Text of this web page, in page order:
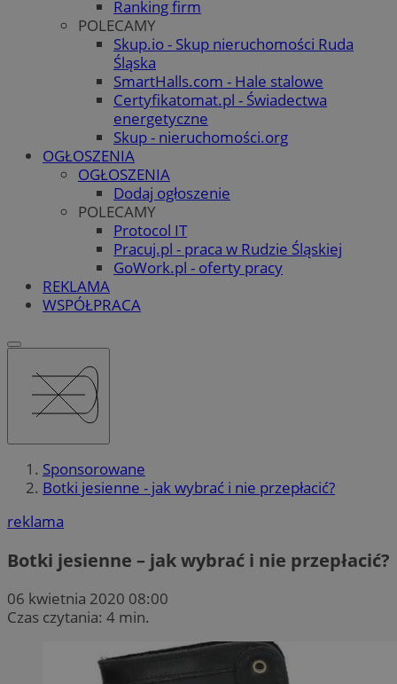
Ranking firm
POLECAMY
Skup.io - Skup nieruchomości Ruda
Śląska
SmartHalls.com - Hale stalowe
Certyfikatomat.pl - Świadectwa
energetyczne
Skup - nieruchomości.org
OGŁOSZENIA
OGŁOSZENIA
Dodaj ogłoszenie
POLECAMY
Protocol IT
Pracuj.pl - praca w Rudzie Śląskiej
GoWork.pl - oferty pracy
REKLAMA
WSPÓŁPRACA
Sponsorowane
Botki jesienne - jak wybrać i nie przepłacić?
reklama
Botki jesienne – jak wybrać i nie przepłacić?
06 kwietnia 2020 08:00
Czas czytania: 4 min.